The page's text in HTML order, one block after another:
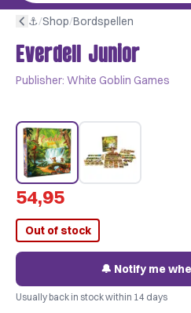
⚓︎/Shop/Bordspellen
Everdell Junior
Publisher: White Goblin Games
54,95
Out of stock
🔔 Notify me
Usually back in stock within 14 days